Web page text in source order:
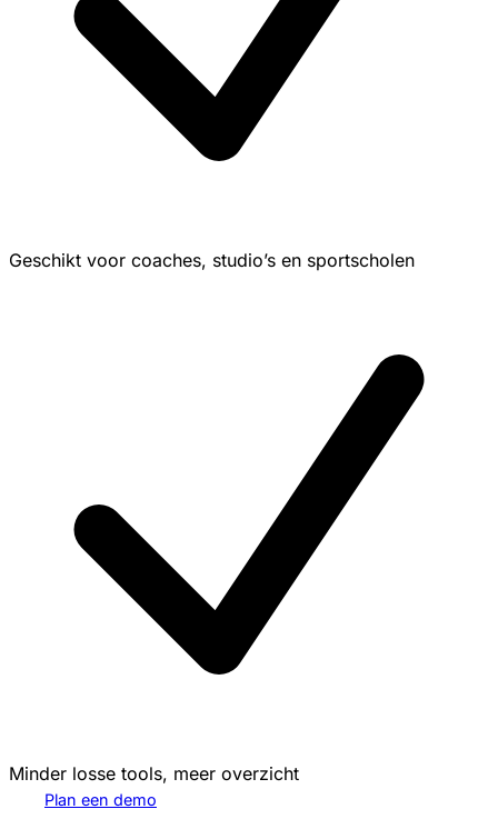
Geschikt voor coaches, studio’s en sportscholen
Minder losse tools, meer overzicht
Plan een demo